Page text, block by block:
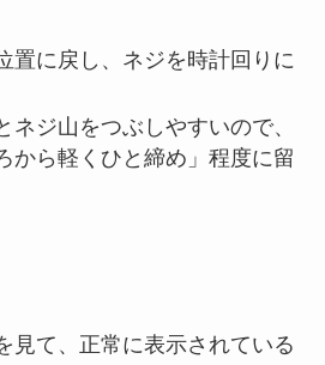
置に戻し、ネジを時計回りに
ネジ山をつぶしやすいので、
から軽くひと締め」程度に留
見て、正常に表示されている